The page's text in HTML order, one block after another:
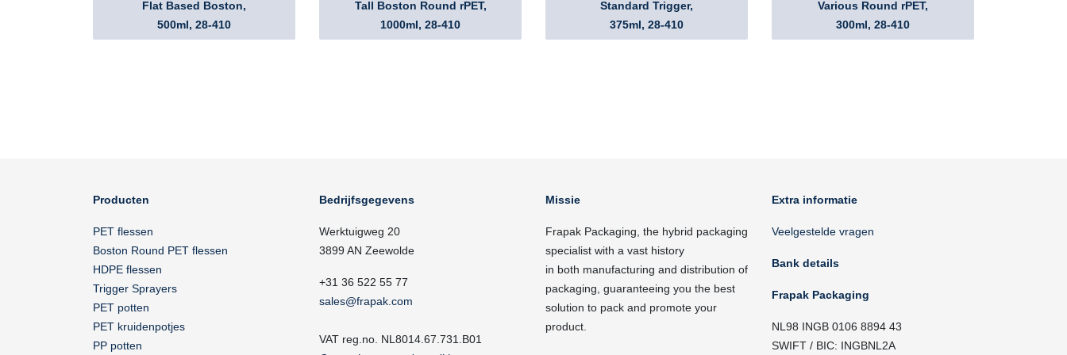
Flat Based Boston,
500ml, 28-410
Tall Boston Round rPET,
1000ml, 28-410
Standard Trigger,
375ml, 28-410
Various Round rPET,
300ml, 28-410
Producten
PET flessen
Boston Round PET flessen
HDPE flessen
Trigger Sprayers
PET potten
PET kruidenpotjes
PP potten
Bedrijfsgegevens
Werktuigweg 20
3899 AN Zeewolde
+31 36 522 55 77
sales@frapak.com
VAT reg.no. NL8014.67.731.B01
Missie
Frapak Packaging, the hybrid packaging
specialist with a vast history
in both manufacturing and distribution of
packaging, guaranteeing you the best
solution to pack and promote your
product.
Extra informatie
Veelgestelde vragen
Bank details
Frapak Packaging
NL98 INGB 0106 8894 43
SWIFT / BIC: INGBNL2A